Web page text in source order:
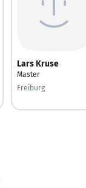
Lars Kruse
Master
Freiburg